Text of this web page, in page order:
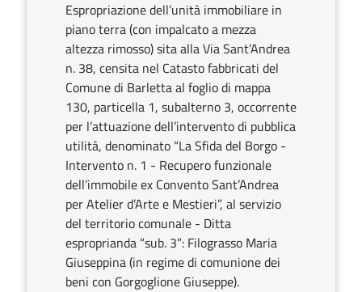
Espropriazione dell’unità immobiliare in
piano terra (con impalcato a mezza
altezza rimosso) sita alla Via Sant’Andrea
n. 38, censita nel Catasto fabbricati del
Comune di Barletta al foglio di mappa
130, particella 1, subalterno 3, occorrente
per l’attuazione dell’intervento di pubblica
utilità, denominato “La Sfida del Borgo -
Intervento n. 1 - Recupero funzionale
dell’immobile ex Convento Sant’Andrea
per Atelier d’Arte e Mestieri”, al servizio
del territorio comunale - Ditta
esproprianda “sub. 3”: Filograsso Maria
Giuseppina (in regime di comunione dei
beni con Gorgoglione Giuseppe).